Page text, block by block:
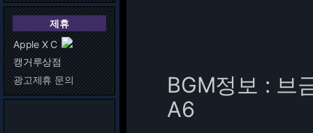
제휴
Apple X C
캥거루상점
광고제휴 문의
BGM정보 : 브
A6